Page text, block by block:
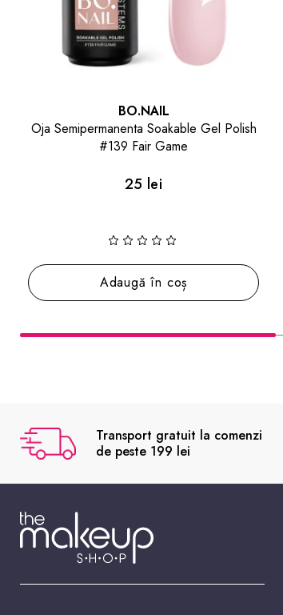
BO.NAIL
Oja Semipermanenta Soakable Gel Polish
#074 Wine `O Clock
25 lei
Adaugă în coș
Transport gratuit la comenzi
de peste 199 lei